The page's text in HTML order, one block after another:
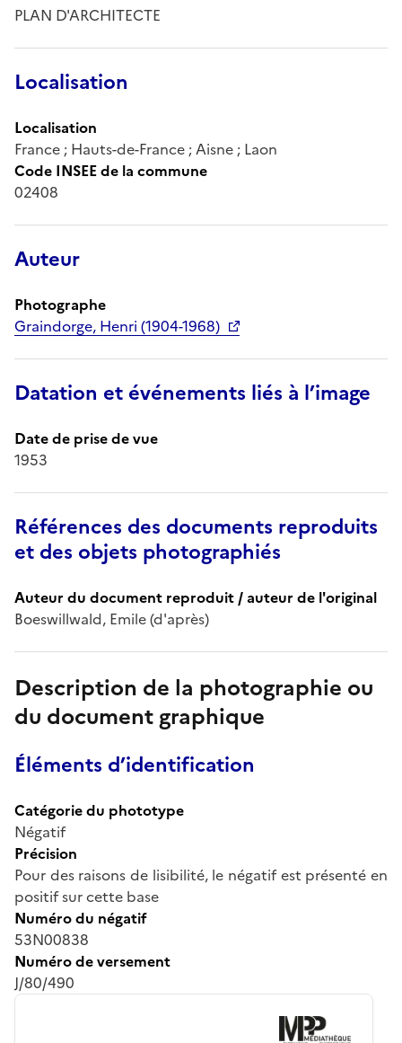
PLAN D'ARCHITECTE
Localisation
Localisation
France ; Hauts-de-France ; Aisne ; Laon
Code INSEE de la commune
02408
Auteur
Photographe
Graindorge, Henri (1904-1968)
Datation et événements liés à l’image
Date de prise de vue
1953
Références des documents reproduits
et des objets photographiés
Auteur du document reproduit / auteur de l'original
Boeswillwald, Emile (d'après)
Description de la photographie ou
du document graphique
Éléments d’identification
Catégorie du phototype
Négatif
Précision
Pour des raisons de lisibilité, le négatif est présenté en
positif sur cette base
Numéro du négatif
53N00838
Numéro de versement
J/80/490